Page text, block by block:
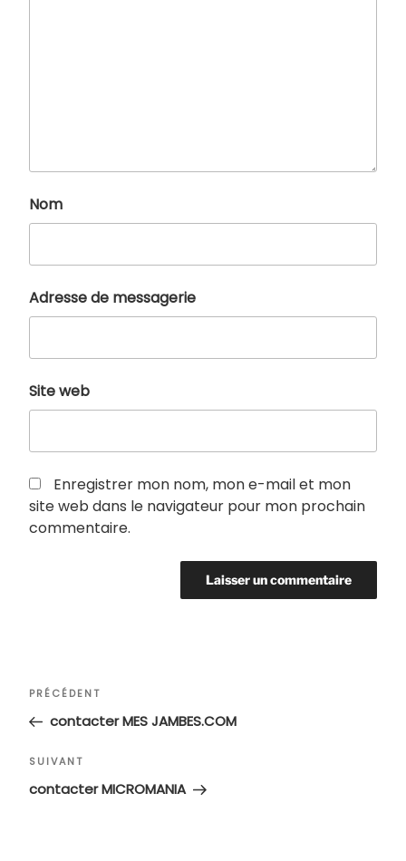
Nom
Adresse de messagerie
Site web
Enregistrer mon nom, mon e-mail et mon
site web dans le navigateur pour mon prochain
commentaire.
Navigation
l’article
Article
précédent
PRÉCÉDENT
contacter MES JAMBES.COM
Article
suivant
SUIVANT
contacter MICROMANIA